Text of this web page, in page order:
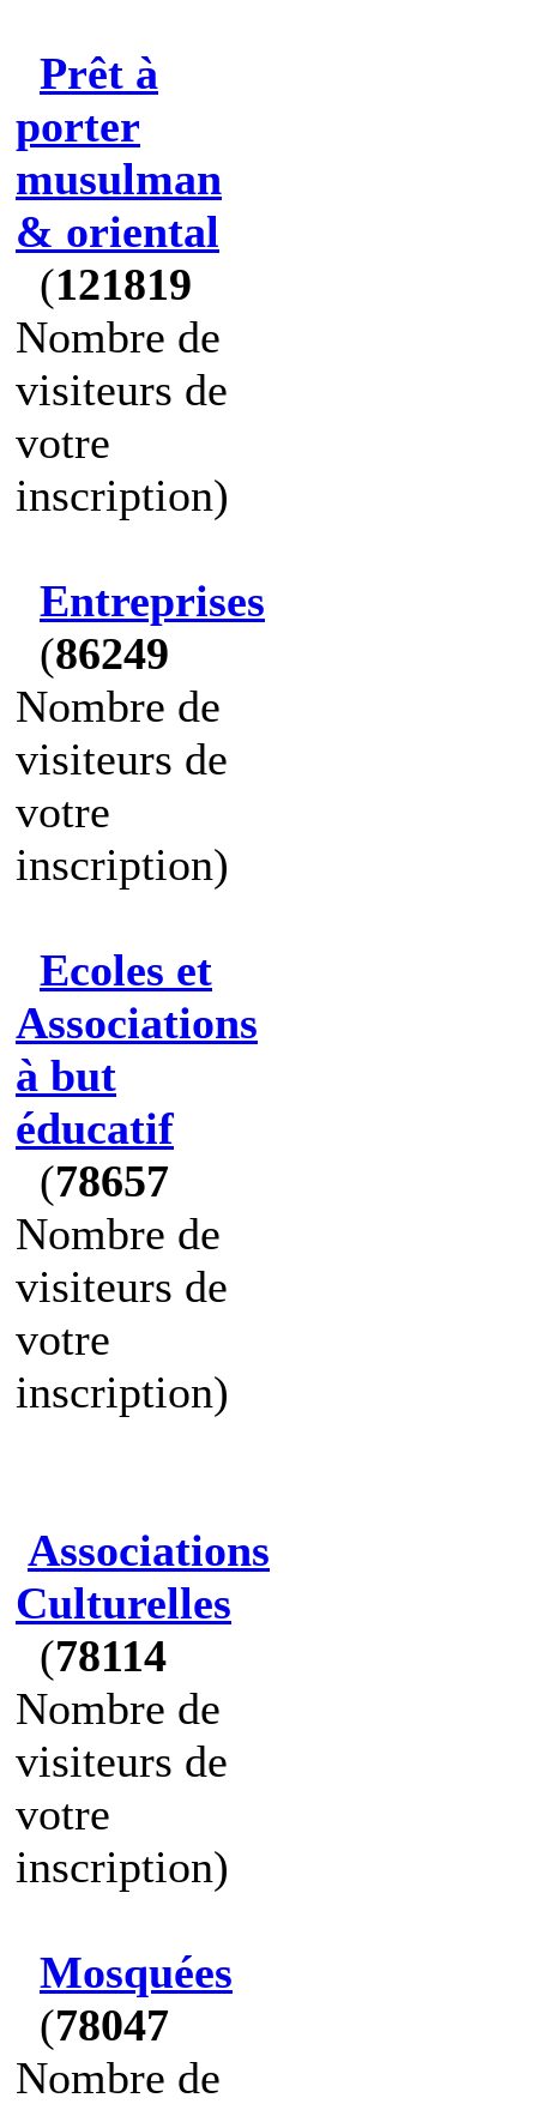
Prêt à
porter
musulman
& oriental
(121819
Nombre de
visiteurs de
votre
inscription)
Entreprises
(86249
Nombre de
visiteurs de
votre
inscription)
Ecoles et
Associations
à but
éducatif
(78657
Nombre de
visiteurs de
votre
inscription)
Associations
Culturelles
(78114
Nombre de
visiteurs de
votre
inscription)
Mosquées
(78047
Nombre de